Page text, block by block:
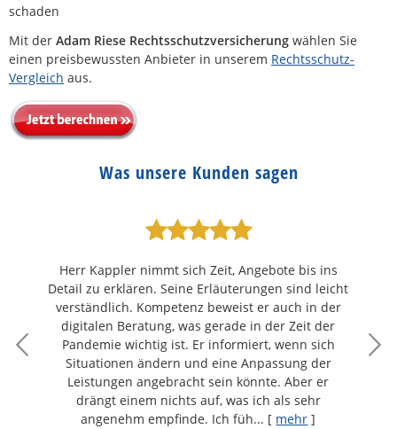
schaden
Mit der Adam Riese Rechtsschutzversicherung wählen Sie
einen preisbewussten Anbieter in unserem Rechtsschutz-
Vergleich aus.
Was unsere Kunden sagen
Herr Kappler nimmt sich Zeit, Angebote bis ins
Detail zu erklären. Seine Erläuterungen sind leicht
verständlich. Kompetenz beweist er auch in der
digitalen Beratung, was gerade in der Zeit der
Pandemie wichtig ist. Er informiert, wenn sich
Situationen ändern und eine Anpassung der
Leistungen angebracht sein könnte. Aber er
drängt einem nichts auf, was ich als sehr
angenehm empfinde. Ich füh... [ mehr ]